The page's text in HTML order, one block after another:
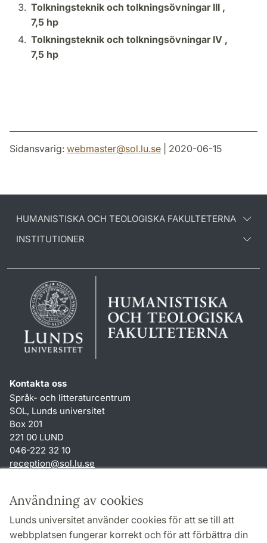
Användning av cookies
Lunds universitet använder cookies för att se till att
webbplatsen fungerar korrekt och för att förbättra din
Tolkningsteknik och tolkningsövningar III ,
7,5 hp
Tolkningsteknik och tolkningsövningar IV ,
7,5 hp
Sidansvarig: webmaster@sol.lu.se | 2020-06-15
HUMANISTISKA OCH TEOLOGISKA FAKULTETERNA
INSTITUTIONER
Kontakta oss
Språk- och litteraturcentrum
SOL, Lunds universitet
Box 201
221 00 LUND
046-222 32 10
reception@sol.lu.se
Genvägar
Om webbplatsen och cookies
Behandling av personuppgifter